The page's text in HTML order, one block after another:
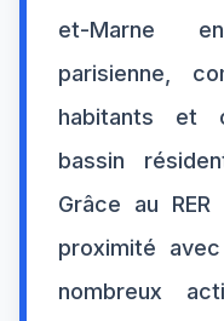
et-Marne
parisienne,
habitants et
bassin
Grâce au
proximité
nombreux